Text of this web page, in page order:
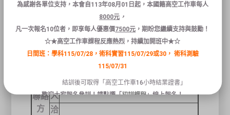
證 堆高機操作技術士
工作
容：
1.堆高機操作、原物料承載.
2.原料分秤、備料作業.
聯絡
方
人
謝小姐
洽
為感謝各單位支持，本會自113年08月 01 日起 ，本國籍高空工作車每人
8000元 ，
凡一次報名10位者 ， 即享每人優惠價7500元 ，期盼您繼續支持與鼓勵！
☆★高空工作車課程反應熱烈，持續加開班中★☆
日間班：學科115/07/28，術科實習115/07/29或30，術科測驗
115/07/31
結訓後可取得「高空工作車16小時結業證書」
歡迎大家報名參訓！請點選「初訓課程」線上報名！